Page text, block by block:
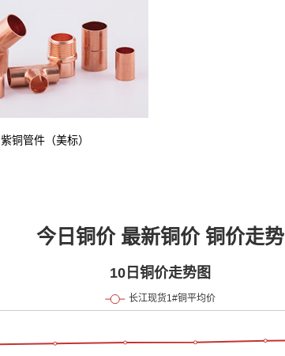
紫铜管件（美标）
今日铜价 最新铜价 铜价走势